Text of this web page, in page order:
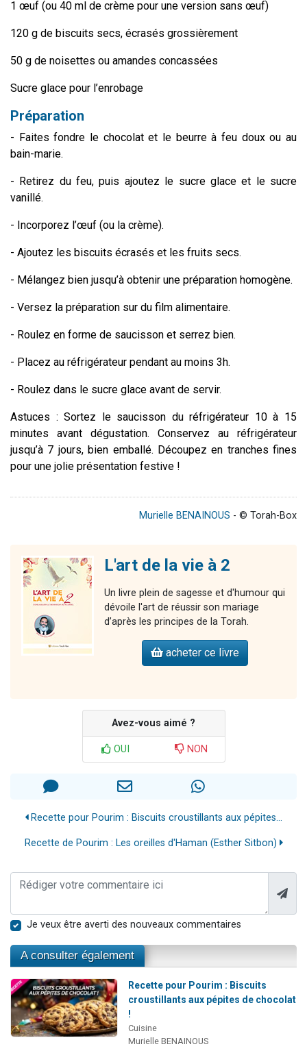
1 œuf (ou 40 ml de crème pour une version sans œuf)
120 g de biscuits secs, écrasés grossièrement
50 g de noisettes ou amandes concassées
Sucre glace pour l’enrobage
Préparation
- Faites fondre le chocolat et le beurre à feu doux ou au
bain-marie.
- Retirez du feu, puis ajoutez le sucre glace et le sucre
vanillé.
- Incorporez l’œuf (ou la crème).
- Ajoutez les biscuits écrasés et les fruits secs.
- Mélangez bien jusqu’à obtenir une préparation homogène.
- Versez la préparation sur du film alimentaire.
- Roulez en forme de saucisson et serrez bien.
- Placez au réfrigérateur pendant au moins 3h.
- Roulez dans le sucre glace avant de servir.
Astuces : Sortez le saucisson du réfrigérateur 10 à 15
minutes avant dégustation. Conservez au réfrigérateur
jusqu’à 7 jours, bien emballé. Découpez en tranches fines
pour une jolie présentation festive !
Murielle BENAINOUS - © Torah-Box
L'art de la vie à 2
Un livre plein de sagesse et d'humour qui
dévoile l'art de réussir son mariage
d’après les principes de la Torah.
acheter ce livre
Avez-vous aimé ?
OUI NON
Recette pour Pourim : Biscuits croustillants aux pépites...
Recette de Pourim : Les oreilles d'Haman (Esther Sitbon)
Je veux être averti des nouveaux commentaires
A consulter également
Recette pour Pourim : Biscuits
croustillants aux pépites de chocolat
!
Cuisine
Murielle BENAINOUS